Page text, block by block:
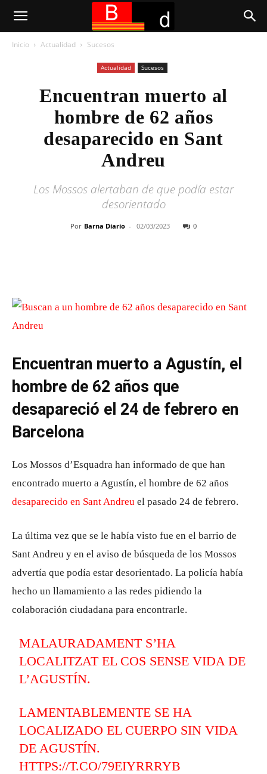
Inicio Actualidad Sucesos
Actualidad Sucesos
Encuentran muerto al
hombre de 62 años
desaparecido en Sant
Andreu
Los Mossos alertaban de que podía estar
desorientado
Por Barna Diario - 02/03/2023 0
Encuentran muerto a Agustín, el
hombre de 62 años que
desapareció el 24 de febrero en
Barcelona
Los Mossos d’Esquadra han informado de que han
encontrado muerto a Agustín, el hombre de 62 años
desaparecido en Sant Andreu el pasado 24 de febrero.
La última vez que se le había visto fue en el barrio de
Sant Andreu y en el aviso de búsqueda de los Mossos
advertía que podía estar desorientado. La policía había
hecho un llamamiento a las redes pidiendo la
colaboración ciudadana para encontrarle.
MALAURADAMENT S’HA
LOCALITZAT EL COS SENSE VIDA DE
L’AGUSTÍN.
LAMENTABLEMENTE SE HA
LOCALIZADO EL CUERPO SIN VIDA
DE AGUSTÍN.
HTTPS://T.CO/79EIYRRRYB